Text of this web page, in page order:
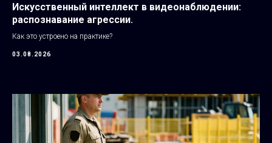
Искусственный интеллект в видеонаблюдении:
распознавание агрессии.
Как это устроено на практике?
03.08.2026